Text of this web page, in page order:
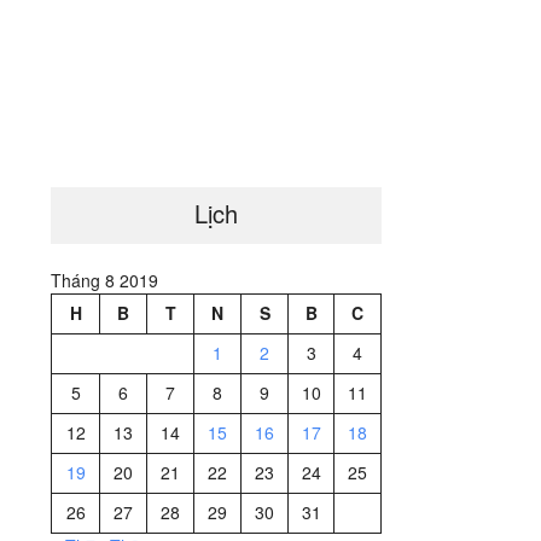
Lịch
Tháng 8 2019
H
B T N S B
C
1
2 3
4
5
6 7 8 9 10
11
12
13 14 15 16 17
18
19
20 21 22 23 24
25
26
27 28 29 30
31